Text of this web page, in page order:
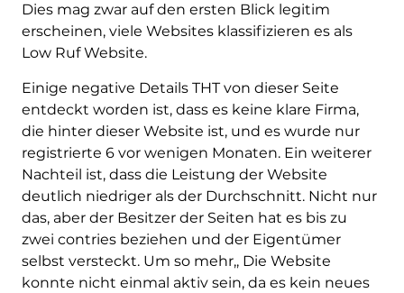
Dies mag zwar auf den ersten Blick legitim
erscheinen, viele Websites klassifizieren es als
Low Ruf Website.
Einige negative Details THT von dieser Seite
entdeckt worden ist, dass es keine klare Firma,
die hinter dieser Website ist, und es wurde nur
registrierte 6 vor wenigen Monaten. Ein weiterer
Nachteil ist, dass die Leistung der Website
deutlich niedriger als der Durchschnitt. Nicht nur
das, aber der Besitzer der Seiten hat es bis zu
zwei contries beziehen und der Eigentümer
selbst versteckt. Um so mehr,, Die Website
konnte nicht einmal aktiv sein, da es kein neues